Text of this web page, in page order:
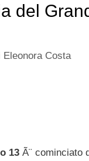
del
Eleonora Costa
13 Ã¨ cominciato